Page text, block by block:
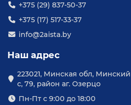
+375 (29) 837-50-37
+375 (17) 517-33-37
info@2aista.by
Наш адрес
223021, Минская обл,
с, 79, район аг. Озерцо
Пн-Пт с 9:00 до 18:00